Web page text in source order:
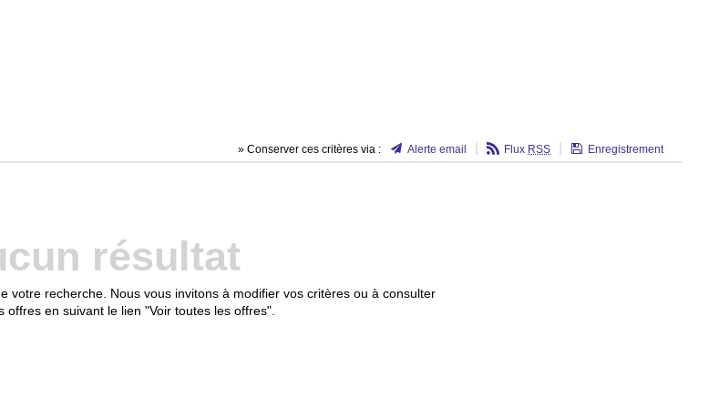
» Conserver ces critères via : Alerte email Flux RSS
Enregistrement
résultat
votre recherche. Nous vous invitons à modifier vos critères ou à consulter
offres en suivant le lien "Voir toutes les offres".